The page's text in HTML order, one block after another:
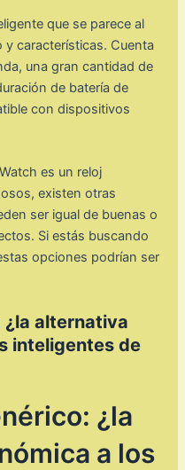
que se parece al
características. Cuenta
una gran cantidad de
de batería de
con dispositivos
es un reloj
existen otras
ser igual de buenas o
Si estás buscando
opciones podrían ser
alternativa
inteligentes de
¿la
a los